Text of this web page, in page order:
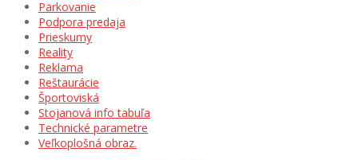
Parkovanie
Podpora predaja
Prieskumy
Reality
Reklama
Reštaurácie
Športoviská
Stojanová info tabuľa
Technické parametre
Veľkoplošná obraz.